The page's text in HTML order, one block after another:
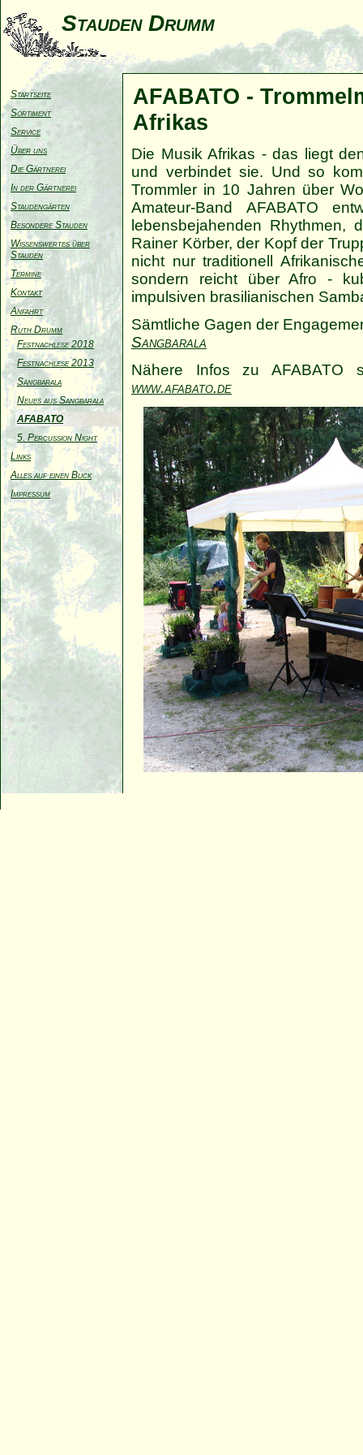
Stauden Drumm
Startseite
Sortiment
Service
Über uns
Die Gärtnerei
In der Gärtnerei
Staudengärten
Besondere Stauden
Wissenswertes über
Stauden
Termine
Kontakt
Anfahrt
Ruth Drumm
Festnachlese 2018
Festnachlese 2013
Sangbarala
Neues aus Sangbarala
AFABATO
5. Percussion Night
Links
Alles auf einen Blick
Impressum
AFABATO -
Afrikas
Die Musik Afrikas - das liegt
und verbindet sie. Und so
Trommler in 10 Jahren über
Amateur-Band AFABATO
lebensbejahenden
Rainer Körber, der Kopf der
nicht nur traditionell
sondern reicht über Afro -
impulsiven brasilianischen
Sämtliche Gagen der
Sangbarala
Nähere Infos zu AFABATO
www.afabato.de